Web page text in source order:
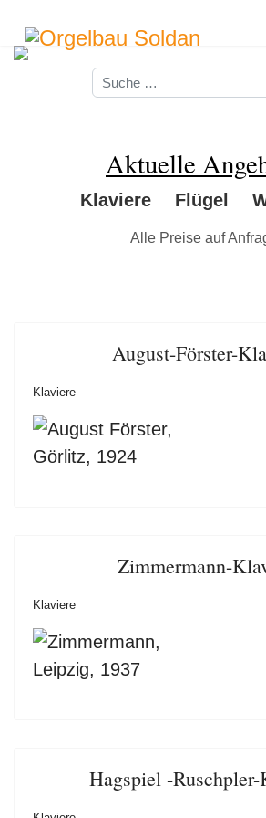
Suchen
Aktuelle
Klaviere Flügel
August-Förster-
Klaviere
Zimmermann-
Klaviere
Hagspiel -